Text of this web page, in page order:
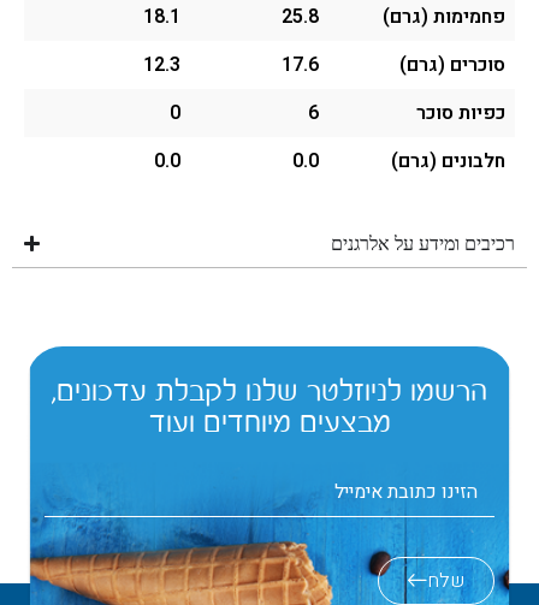
פחמימות (גרם)
25.8
18.1
סוכרים (גרם)
17.6
12.3
כפיות סוכר
6
0
חלבונים (גרם)
0.0
0.0
רכיבים ומידע על אלרגנים
הרשמו לניוזלטר שלנו לקבלת עדכונים,
מבצעים מיוחדים ועוד
שלח